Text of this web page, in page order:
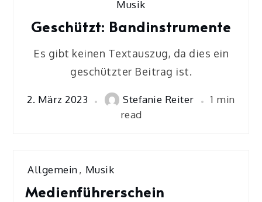
Musik
Geschützt: Bandinstrumente
Es gibt keinen Textauszug, da dies ein
geschützter Beitrag ist.
2. März 2023 Stefanie Reiter
1 min
read
Allgemein, Musik
Medienführerschein